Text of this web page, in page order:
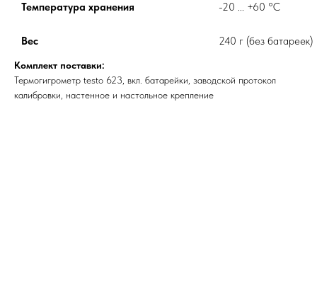
Температура хранения -20 ... +60 °C
Вес 240 г (без батареек)
Комплект поставки:
Термогигрометр testo 623, вкл. батарейки, заводской протокол
калибровки, настенное и настольное крепление